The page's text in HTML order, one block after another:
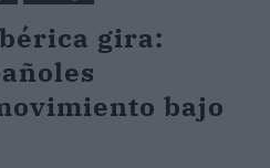
gira:
bajo